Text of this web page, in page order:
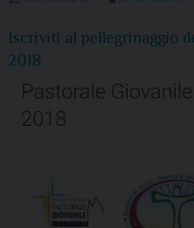
Iscriviti al pellegrinaggio
2018